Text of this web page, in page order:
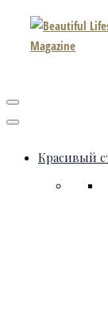
Красивый